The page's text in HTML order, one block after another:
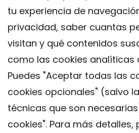
morir por COVID-19.
Tratamiento
Combinaciones de
Eli Lilly ha anunciadolos
resultadospara la
tu experiencia de
privacidad, saber cuantas
visitan y qué contenidos
como las cookies analíticas
Puedes "Aceptar todas las
cookies opcionales" (salvo
técnicas que son
cookies". Para más